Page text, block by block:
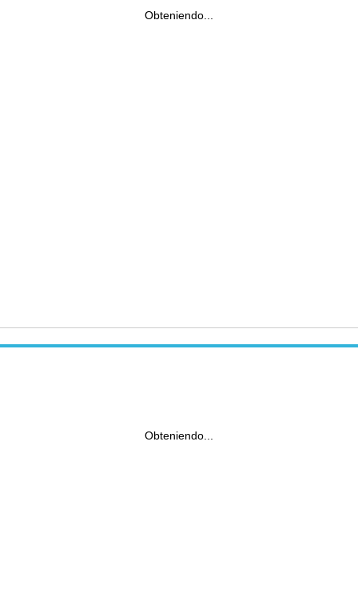
Obteniendo...
Obteniendo...